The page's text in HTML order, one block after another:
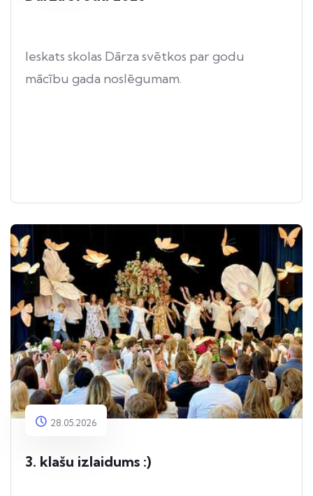
Ieskats skolas Dārza svētkos par godu
mācību gada noslēgumam.
28.05.2026
3. klašu izlaidums :)